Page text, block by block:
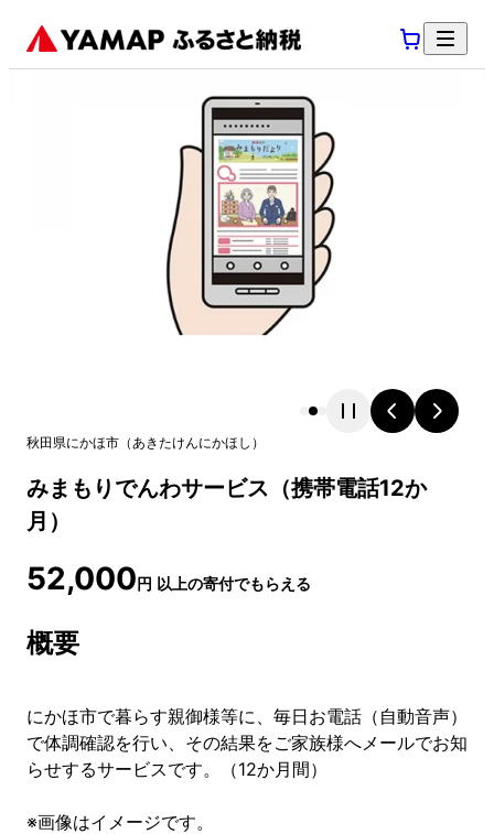
秋田県にかほ市 （あきたけんにかほし ）
みまもりでんわサービス（携帯電話12か
月）
52,000円 以上の寄付でもらえる
概要
にかほ市で暮らす親御様等に、毎日お電話（自動音声）
で体調確認を行い、その結果をご家族様へメールでお知
らせするサービスです。（12か月間）
※画像はイメージです。